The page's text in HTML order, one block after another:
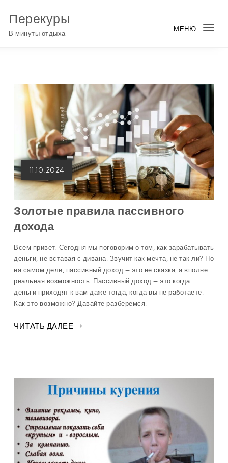
Перекуры
В минуты отдыха
МЕНЮ
11.10.2024
Золотые правила пассивного
дохода
Всем привет! Сегодня мы поговорим о том, как зарабатывать
деньги, не вставая с дивана. Звучит как мечта, не так ли? Но
на самом деле, пассивный доход — это не сказка, а вполне
реальная возможность. Пассивный доход — это когда
деньги приходят к вам даже тогда, когда вы не работаете.
Как это возможно? Давайте разберемся.
ЧИТАТЬ ДАЛЕЕ